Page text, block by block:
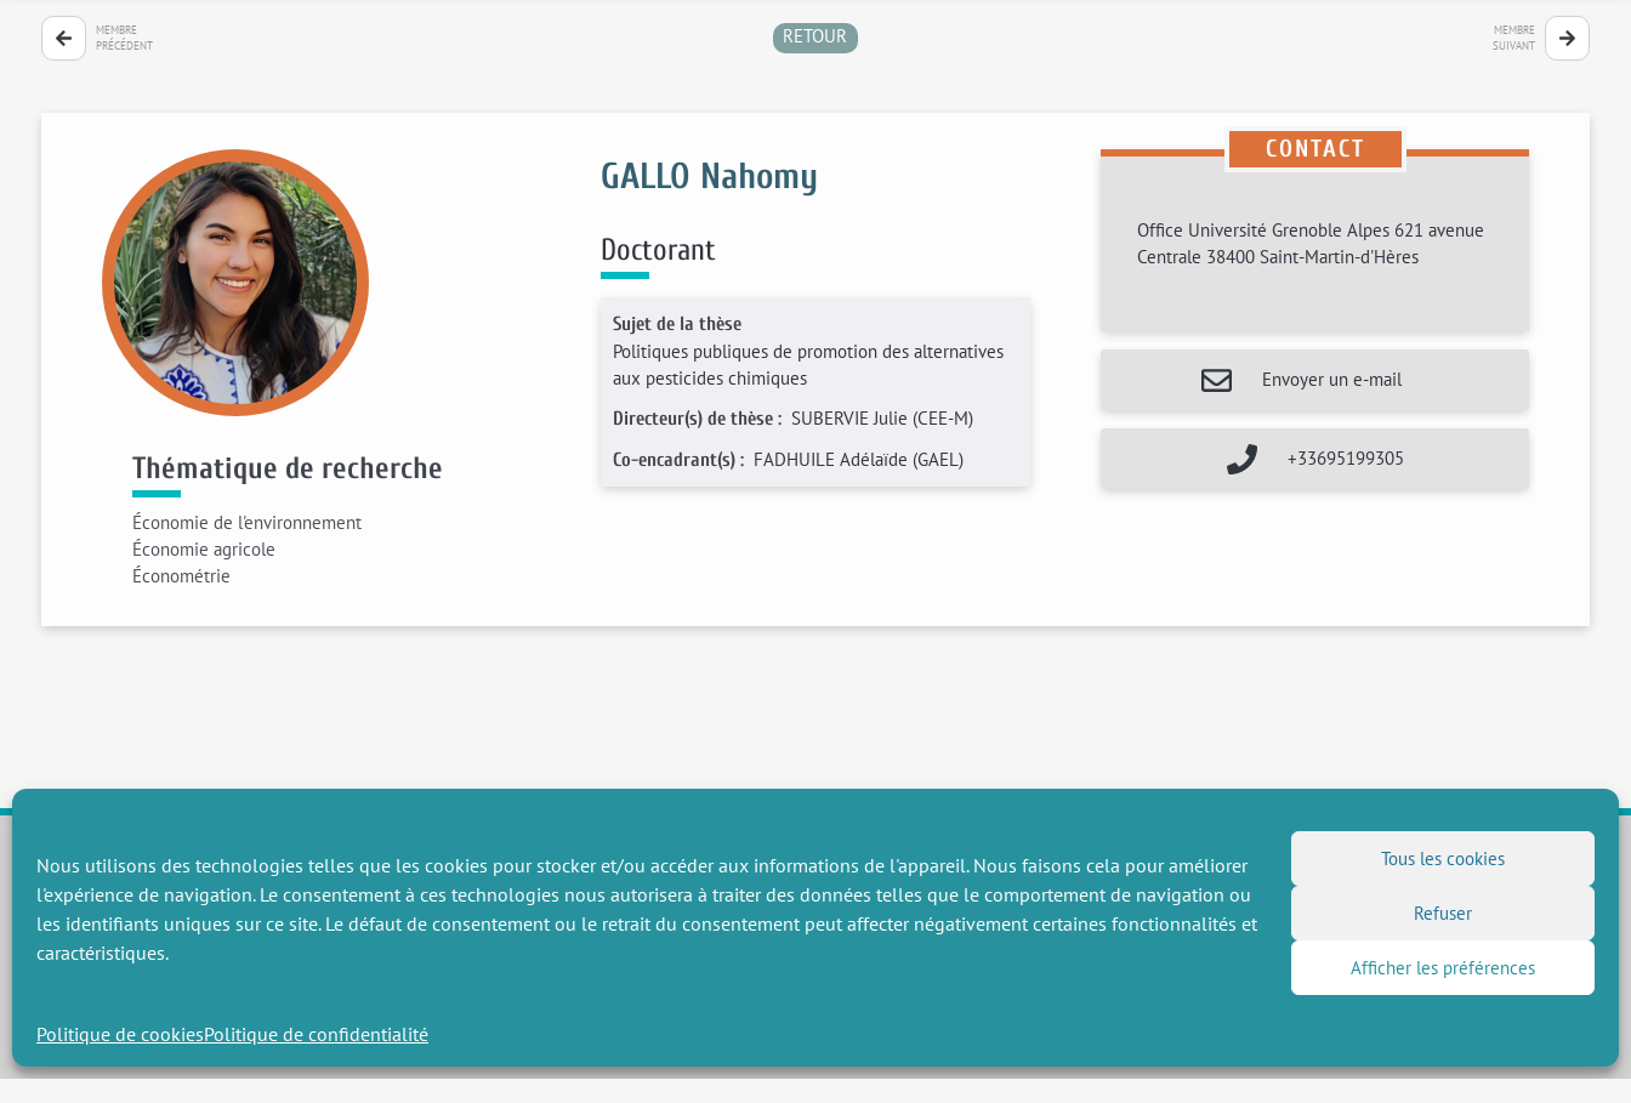
Nous utilisons des technologies telles que les cookies pour stocker et/ou accéder aux informations de l'appareil. Nous faisons cela pour améliorer
l'expérience de navigation. Le consentement à ces technologies nous autorisera à traiter des données telles que le comportement de navigation ou
les identifiants uniques sur ce site. Le défaut de consentement ou le retrait du consentement peut affecter négativement certaines fonctionnalités et
caractéristiques.
Tous les cookies
Refuser
Afficher les préférences
Politique de cookiesPolitique de confidentialité
MEMBRE
PRÉCÉDENT
RETOUR
MEMBRE
SUIVANT
Thématique de recherche
Économie de l'environnement
Économie agricole
Économétrie
GALLO Nahomy
Doctorant
Sujet de la thèse
Politiques publiques de promotion des alternatives
aux pesticides chimiques
Directeur(s) de thèse : SUBERVIE Julie (CEE-M)
Co-encadrant(s) : FADHUILE Adélaïde (GAEL)
CONTACT
Office Université Grenoble Alpes 621 avenue
Centrale 38400 Saint-Martin-d'Hères
Envoyer un e-mail
+33695199305
CHAMPS THÉMATIQUES
Préservation des ressources naturelles et de la biodiversité
Vers une gouvernance environnementale efficace et équitable
RECHERCHE DIVERS NOUS SUIVRE
Flux RSS
Réseaux sociaux